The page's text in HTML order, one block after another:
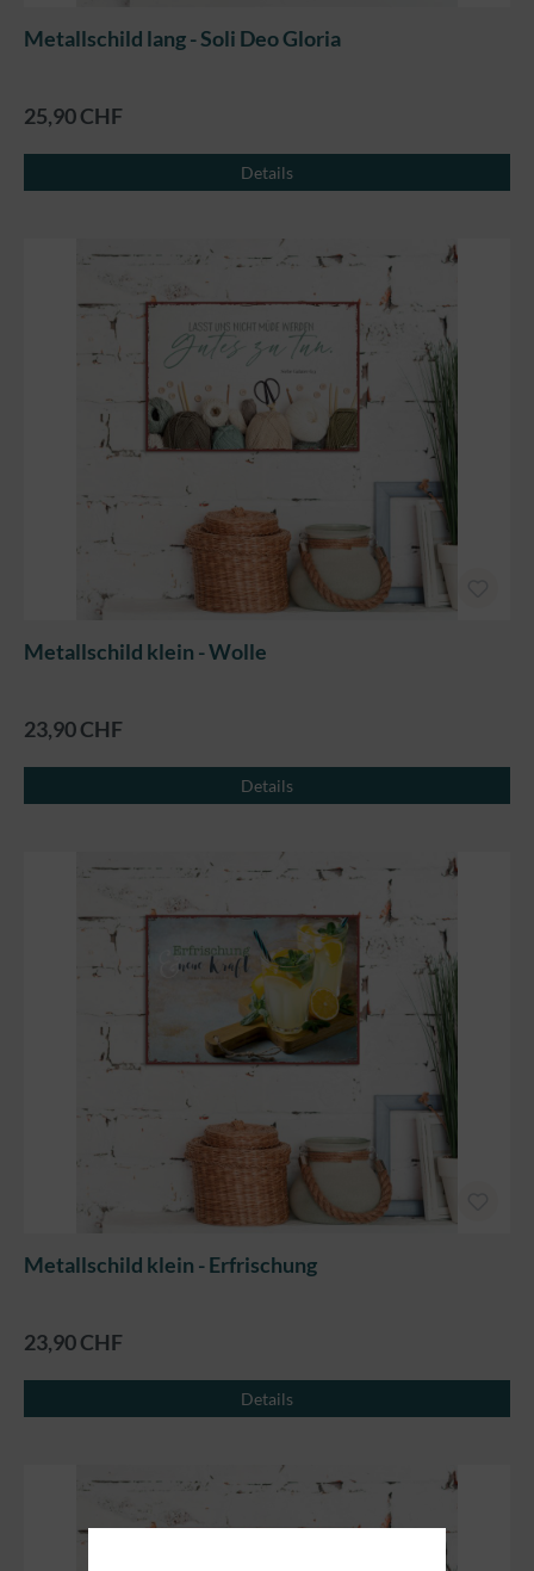
Metallschild lang - Soli Deo Gloria
25,90 CHF
Details
Metallschild klein - Wolle
23,90 CHF
Details
Metallschild klein - Erfrischung
23,90 CHF
Details